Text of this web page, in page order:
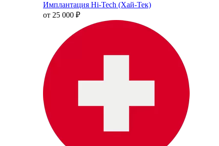
Имплантация Hi-Tech (Хай-Тек)
от 25 000 ₽